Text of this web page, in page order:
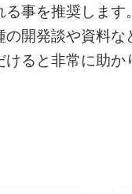
事を推奨しま
開発談や資料な
ると非常に助か